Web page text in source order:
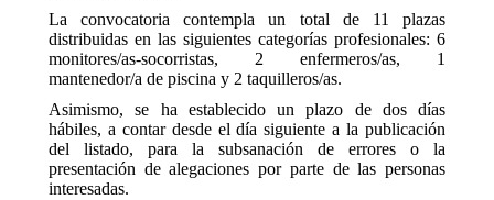
La convocatoria contempla un total de 11 plazas
distribuidas en las siguientes categorías profesionales: 6
monitores/as-socorristas, 2 enfermeros/as, 1
mantenedor/a de piscina y 2 taquilleros/as.
Asimismo, se ha establecido un plazo de dos días
hábiles, a contar desde el día siguiente a la publicación
del listado, para la subsanación de errores o la
presentación de alegaciones por parte de las personas
interesadas.